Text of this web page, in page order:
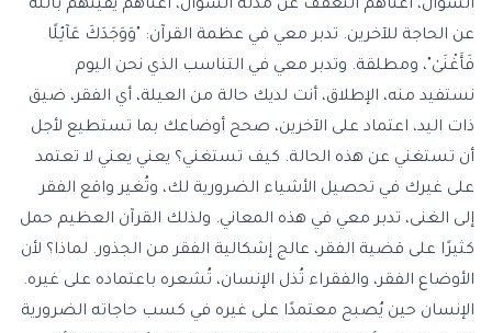
السؤال، أغناهم التعفف عن مذلة السؤال، أغناهم يقينهم بالله
عن الحاجة للآخرين. تدبر معي في عظمة القرآن: "وَوَجَدَكَ عَآئِلًا
فَأَغْنَىٰ"، ومطلقة. وتدبر معي في التناسب الذي نحن اليوم
نستفيد منه، الإطلاق، أنت لديك حالة من العيلة، أي الفقر، ضيق
ذات اليد، اعتماد على الآخرين، صحح أوضاعك بما تستطيع لأجل
أن تستغني عن هذه الحالة. كيف تستغني؟ يعني يعني لا تعتمد
على غيرك في تحصيل الأشياء الضرورية لك، وتُغير واقع الفقر
إلى الغنى، تدبر معي في هذه المعاني. ولذلك القرآن العظيم حمل
كثيرًا على قضية الفقر، عالج إشكالية الفقر من الجذور. لماذا؟ لأن
الأوضاع الفقر، والفقراء تُذل الإنسان، تُشعره باعتماده على غيره.
الإنسان حين يُصبح معتمدًا على غيره في كسب حاجاته الضرورية